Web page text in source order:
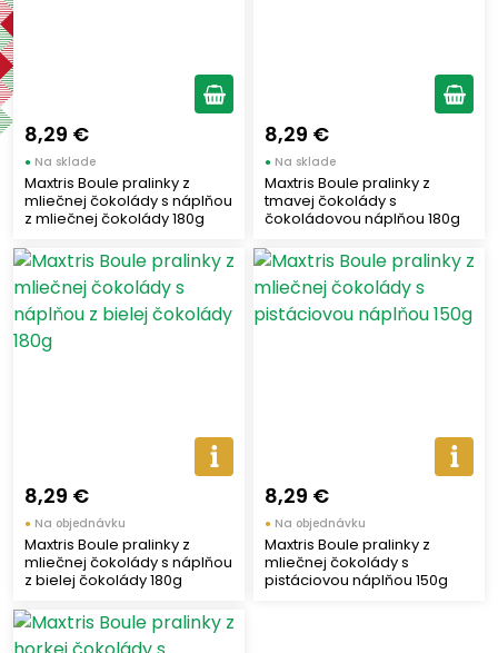
Výhody - Vlastnosti produktu
Regióny Talianska
Mliečne
Horké(2)
Biele (1)
8,29 €
● Na sklade
Maxtris Boule pralinky z
mliečnej čokolády s náplňou
z mliečnej čokolády 180g
8,29 €
● Na sklade
Maxtris Boule pralinky z
tmavej čokolády s
čokoládovou náplňou 180g
8,29 €
● Na objednávku
Maxtris Boule pralinky z
mliečnej čokolády s náplňou
z bielej čokolády 180g
8,29 €
● Na objednávku
Maxtris Boule pralinky z
mliečnej čokolády s
pistáciovou náplňou 150g